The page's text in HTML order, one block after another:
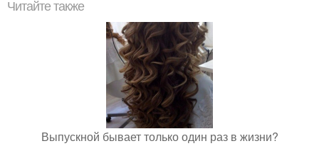
Читайте также
Выпускной бывает только один раз в жизни?